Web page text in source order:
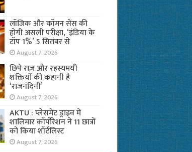
लॉजिक और कॉमन सेंस की
होगी असली परीक्षा, ‘इंडिया के
टॉप 1%’ 5 सितंबर से
August 7, 2026
छिपे राज़ और रहस्यमयी
शक्तियों की कहानी है
‘राजनंदिनी’
August 7, 2026
AKTU : प्लेसमेंट ड्राइव में
शालिमार कॉर्पोरेशन ने 11 छात्रों
को किया शॉर्टलिस्ट
August 7, 2026